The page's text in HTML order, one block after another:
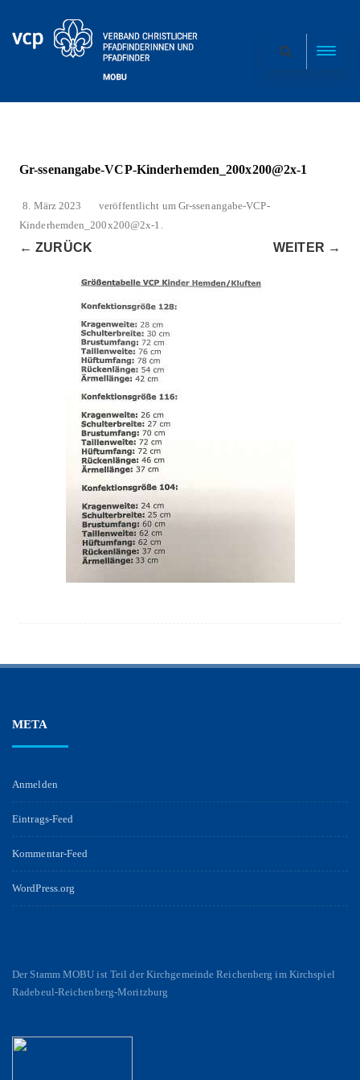
Gr-ssenangabe-VCP-Kinderhemden_200x200@2x-1
veröffentlicht
8. März 2023 um Gr-ssenangabe-VCP-
Kinderhemden_200x200@2x-1 .
← ZURÜCK WEITER →
META
Anmelden
Eintrags-Feed
Kommentar-Feed
WordPress.org
Der Stamm MOBU ist Teil der Kirchgemeinde Reichenberg im Kirchspiel
Radebeul-Reichenberg-Moritzburg